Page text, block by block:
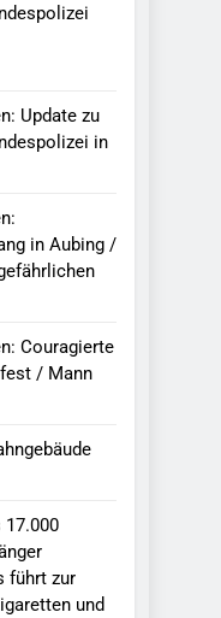
Update zu
in
in Aubing /
Couragierte
/ Mann
führt zur
und